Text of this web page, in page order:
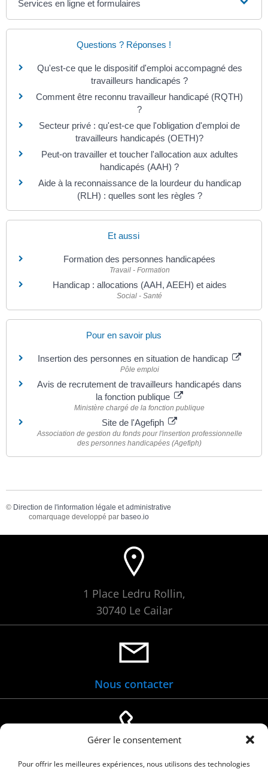
Gérer le consentement
Pour offrir les meilleures expériences, nous utilisons des technologies
Services en ligne et formulaires
Questions ? Réponses !
Qu'est-ce que le dispositif d'emploi accompagné des
travailleurs handicapés ?
Comment être reconnu travailleur handicapé (RQTH)
?
Secteur privé : qu'est-ce que l'obligation d'emploi de
travailleurs handicapés (OETH)?
Peut-on travailler et toucher l'allocation aux adultes
handicapés (AAH) ?
Aide à la reconnaissance de la lourdeur du handicap
(RLH) : quelles sont les règles ?
Et aussi
Formation des personnes handicapées
Travail - Formation
Handicap : allocations (AAH, AEEH) et aides
Social - Santé
Pour en savoir plus
Insertion des personnes en situation de handicap
Pôle emploi
Avis de recrutement de travailleurs handicapés dans
la fonction publique
Ministère chargé de la fonction publique
Site de l'Agefiph
Association de gestion du fonds pour l'insertion professionnelle
des personnes handicapées (Agefiph)
© Direction de l'information légale et administrative
comarquage developpé par baseo.io
1 Place Ledru Rollin,
30740 Le Cailar
Nous contacter
04 66 88 01 05